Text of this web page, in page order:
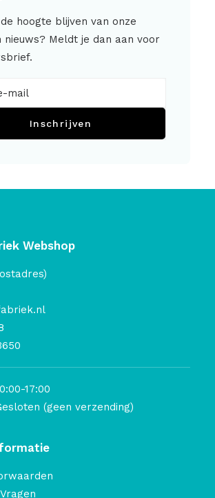
hoogte blijven van onze
nieuws? Meldt je dan aan voor
Inschrijven
Webshop
17:00
(geen verzending)